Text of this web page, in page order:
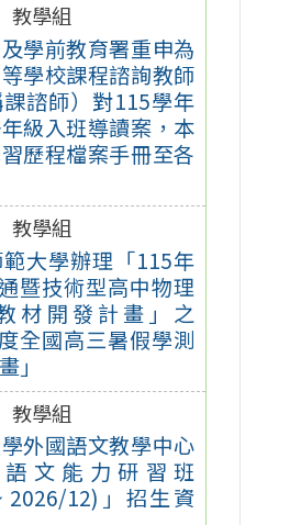
教學組
學前教育署重申為
學校課程諮詢教師
課諮師）對115學年
級入班導讀案，本
歷程檔案手冊至各
教學組
大學辦理「115年
暨技術型高中物理
材開發計畫」之
全國高三暑假學測
」
教學組
外國語文教學中心
語文能力研習班
2026/12)」招生資